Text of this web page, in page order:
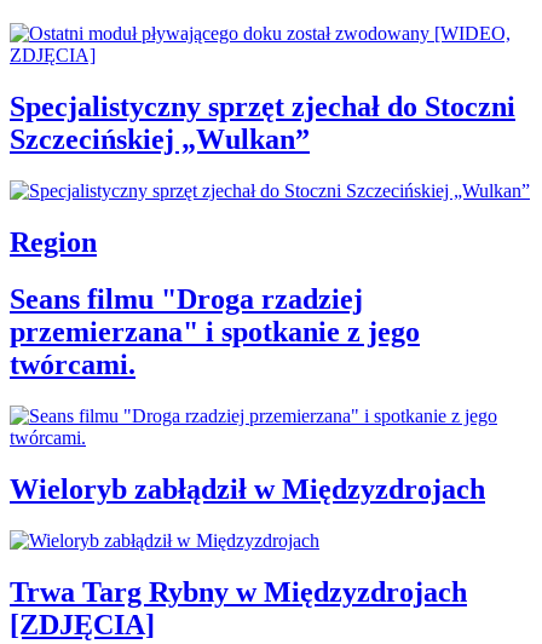
Specjalistyczny sprzęt zjechał do Stoczni
Szczecińskiej „Wulkan”
Region
Seans filmu "Droga rzadziej
przemierzana" i spotkanie z jego
twórcami.
Wieloryb zabłądził w Międzyzdrojach
Trwa Targ Rybny w Międzyzdrojach
[ZDJĘCIA]